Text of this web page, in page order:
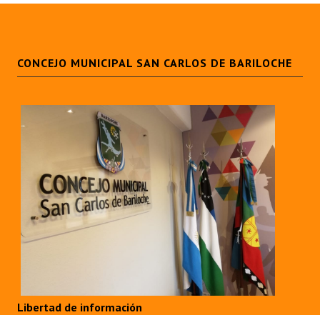
CONCEJO MUNICIPAL SAN CARLOS DE BARILOCHE
Libertad de información